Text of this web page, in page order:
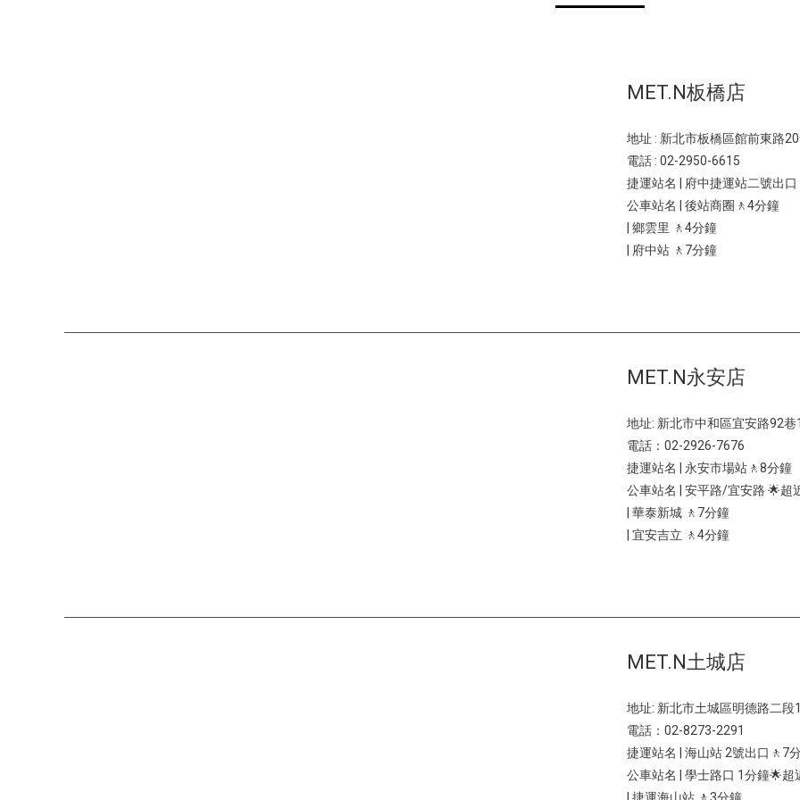
MET.N板橋店
地址 : 新北市板橋區館前東路
電話 : 02-2950-6615
捷運站名 | 府中捷運站二號出
公車站名 | 後站商圈🚶4分鐘
| 鄉雲里 🚶4分鐘
| 府中站 🚶7分鐘
MET.N永安店
地址: 新北市中和區宜安路92巷
電話：02-2926-7676
捷運站名 | 永安市場站🚶8分鐘
公車站名 | 安平路/宜安路 🌟超
| 華泰新城 🚶7分鐘
| 宜安吉立 🚶4分鐘
MET.N土城店
地址: 新北市土城區明德路二段
電話：02-8273-2291
捷運站名 | 海山站 2號出口🚶7
公車站名 | 學士路口 1分鐘🌟超